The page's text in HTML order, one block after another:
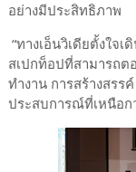
อย่างมีประสิทธิภาพ
“ทางเอ็นวิเดียตั้งใจ
สเปกท็อปที่สามารถต
ทำงาน การสร้างสรร
ประสบการณ์ที่เหนือกว่